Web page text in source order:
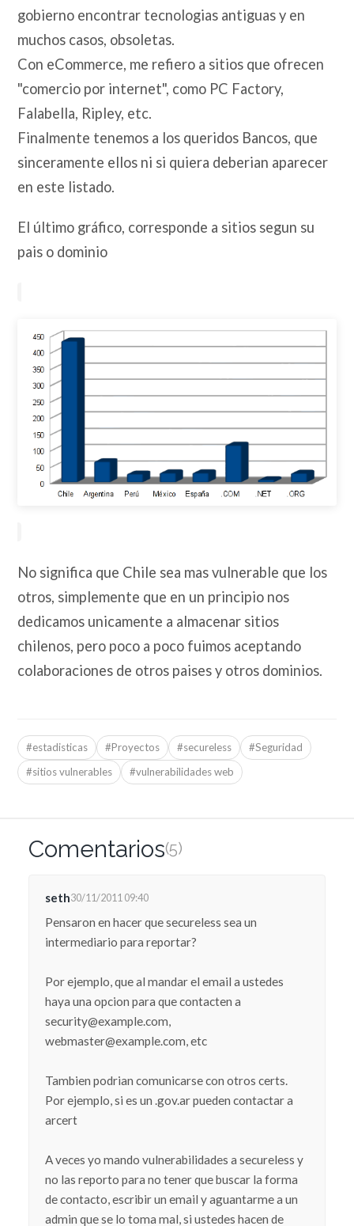
gobierno encontrar tecnologias antiguas y en
muchos casos, obsoletas.
Con eCommerce, me refiero a sitios que ofrecen
"comercio por internet", como PC Factory,
Falabella, Ripley, etc.
Finalmente tenemos a los queridos Bancos, que
sinceramente ellos ni si quiera deberian aparecer
en este listado.
El último gráfico, corresponde a sitios segun su
pais o dominio
No significa que Chile sea mas vulnerable que los
otros, simplemente que en un principio nos
dedicamos unicamente a almacenar sitios
chilenos, pero poco a poco fuimos aceptando
colaboraciones de otros paises y otros dominios.
#estadisticas #Proyectos #secureless
#Seguridad
#sitios vulnerables
#vulnerabilidades web
Comentarios(5)
seth30/11/2011 09:40
Pensaron en hacer que secureless sea un
intermediario para reportar?
Por ejemplo, que al mandar el email a ustedes
haya una opcion para que contacten a
security@example.com,
webmaster@example.com, etc
Tambien podrian comunicarse con otros certs.
Por ejemplo, si es un .gov.ar pueden contactar a
arcert
A veces yo mando vulnerabilidades a secureless y
no las reporto para no tener que buscar la forma
de contacto, escribir un email y aguantarme a un
admin que se lo toma mal, si ustedes hacen de